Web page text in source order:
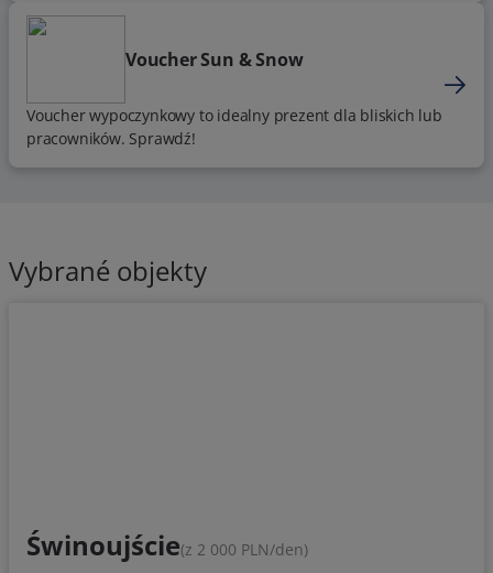
Voucher Sun & Snow
Voucher wypoczynkowy to idealny prezent dla bliskich lub
pracowników. Sprawdź!
Vybrané objekty
Świnoujście(z 2 000 PLN/den)